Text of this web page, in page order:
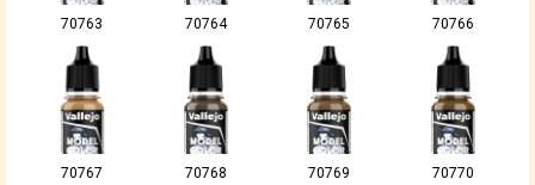
70763 70764 70765 70766
70767 70768 70769 70770